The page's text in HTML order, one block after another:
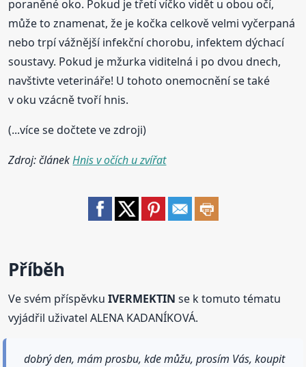
poraněné oko. Pokud je třetí víčko vidět u obou očí,
může to znamenat, že je kočka celkově velmi vyčerpaná
nebo trpí vážnější infekční chorobu, infektem dýchací
soustavy. Pokud je mžurka viditelná i po dvou dnech,
navštivte veterináře! U tohoto onemocnění se také
v oku vzácně tvoří hnis.
(...více se dočtete ve zdroji)
Zdroj: článekHnis v očích u zvířat
Příběh
Ve svém příspěvkuIVERMEKTIN se k tomuto tématu
vyjádřil uživatel ALENA KADANÍKOVÁ.
dobrý den, mám prosbu, kde můžu, prosím Vás, koupit